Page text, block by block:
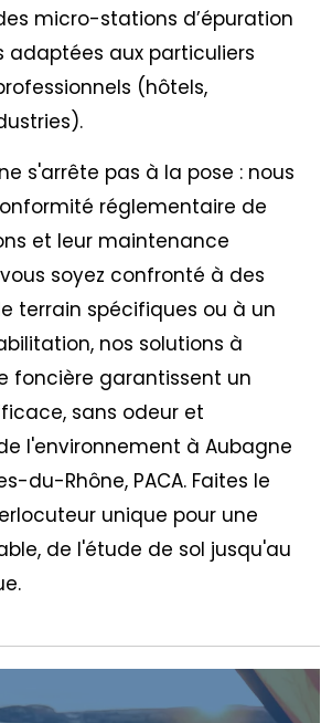
micro-stations d’épuration
adaptées aux particuliers
(hôtels,
s'arrête pas à la pose : nous
réglementaire de
et leur maintenance
soyez confronté à des
terrain spécifiques ou à un
nos solutions à
foncière garantissent un
sans odeur et
l'environnement à Aubagne
du-Rhône, PACA. Faites le
unique pour une
de l'étude de sol jusqu'au